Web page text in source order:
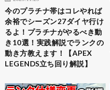
今のプラチナ帯はコレやれば
余裕でシーズン27ダイヤ行け
るよ！プラチナがやるべき動
き10選！実践解説でランクの
動き方教えます！【APEX
LEGENDS立ち回り解説】